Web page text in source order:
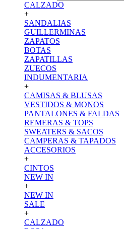
CALZADO
+
SANDALIAS
GUILLERMINAS
ZAPATOS
BOTAS
ZAPATILLAS
ZUECOS
INDUMENTARIA
+
CAMISAS & BLUSAS
VESTIDOS & MONOS
PANTALONES & FALDAS
REMERAS & TOPS
SWEATERS & SACOS
CAMPERAS & TAPADOS
ACCESORIOS
+
CINTOS
NEW IN
+
NEW IN
SALE
+
CALZADO